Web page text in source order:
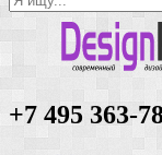
+7 495 363-